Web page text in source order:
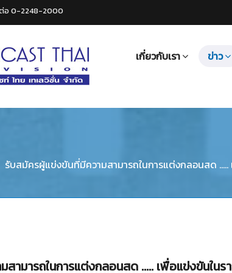
อ 0-2248-2000
เกี่ยวกับเรา ข่าว
รับสมัครผู้แข่งขันที่มีความสามารถในการแต่งกลอนสด .....
ามารถในการแต่งกลอนสด ..... เพื่อแข่งขันในร